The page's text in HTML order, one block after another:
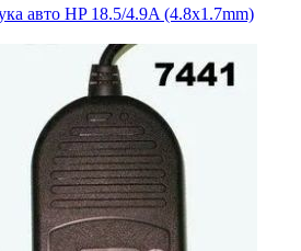
авто HP 18.5/4.9A (4.8x1.7mm)